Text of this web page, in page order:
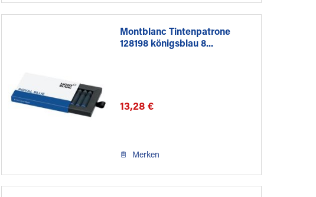
Montblanc Tintenpatrone
128198 königsblau 8...
13,28 €
Merken